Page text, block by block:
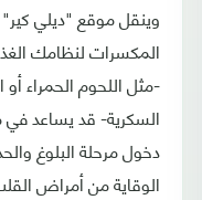
وينقل موقع "ديلي
المكسرات لنظامك
-مثل اللحوم الحمراء
السكرية- قد يساعد في
دخول مرحلة البلوغ
الوقاية من أمراض